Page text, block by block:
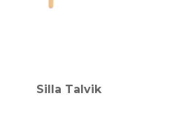
Silla Talvik